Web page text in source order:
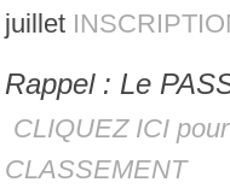
juillet
Rappel : Le
CLIQUEZ ICI
CLASSEMENT